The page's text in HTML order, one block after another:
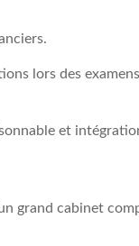
lors des
et
grand cabinet